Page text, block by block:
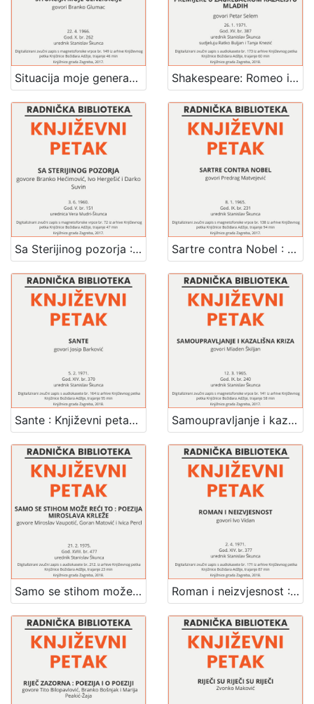
Situacija moje generacije : Književni petak, 22. 4. 1966., Radnički dom / govori Branko Glumac ; urednik Stanislav Škunca Shakespeare: Romeo i Giulietta : uoči premijere u Zagrebačkom kazalištu mladih : Književni petak, dvorana u Novinarskom domu, 26. 1. 1971., br. 387 / govori Petar Selem ; sudjeluju Ratko Buljan i Tanja Knezić ; urednik Stanislav Škunca
Sa Sterijinog pozorja : Književni petak, 3. 6. 1960., Radnički dom / govore Branko Hećimović, Ivo Hergešić i Darko Suvin ; urednica Vera Mudri-Škunca Sartre contra Nobel : Književni petak, 8. 1. 1965., Radnički dom / govori Predrag Matvejević ; urednik Stanislav Škunca
Sante : Književni petak, dvorana u Medulićevoj 30, 5. 2. 1971., br. 370 / Josip Barković ; urednik Stanislav Škunca Samoupravljanje i kazališna kriza : Književni petak, 12. 3. 1965., Radnički dom / govori Mladen Škiljan ; urednik Stanislav Škunca
Samo se stihom može reći to : poezija Miroslava Krleže : Književni petak, dvorana u Novinarskom domu, 21. 2. 1975., br. 477 / sudjeluju Miroslav Vaupotić, Goran Matović, Ivica Percl ; urednik Stanislav Škunca Roman i neizvjesnost : Književni petak, dvorana u Medulićevoj 30, 2. 4. 1971., br. 377 / govori Ivo Vidan ; urednik Stanislav Škunca